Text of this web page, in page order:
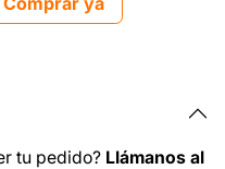
tu pedido? Llámanos al